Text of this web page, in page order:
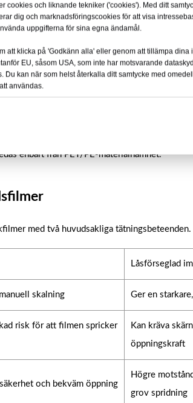
per specifikation
dagar efter order- och specifikationsbekräftelse
rulllängd, kärna, förseglingstyp,
syrebarriär och överensstämmelse
enbart från PET/PE-materialnamnet.
med två huvudsakliga tätningsbeteenden.
Låsförseglad
skalning Ger en
risk för att filmen spricker
Kan kräva
öppningskraft
och bekväm öppning
Högre
grov spridning
cookies och liknande tekniker ('cookies'). Med ditt
dig och marknadsföringscookies för att visa
uppgifterna för sina egna ändamål.
att klicka på 'Godkänn alla' eller genom att tillämpa
EU, såsom USA, som inte har motsvarande
Du kan när som helst återkalla ditt samtycke med
användas.